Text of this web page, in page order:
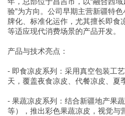
验”为方向。公司早期主营新疆特
牌化、标准化运作，尤其擅长即食
等适应现代消费场景的产品开发。
产品与技术亮点：
- 即食凉皮系列：采用真空包装工
天，覆盖夜食凉皮、代餐凉皮、夏
- 果蔬凉皮系列：结合新疆地产果
等），推出彩色果蔬凉皮，视觉与